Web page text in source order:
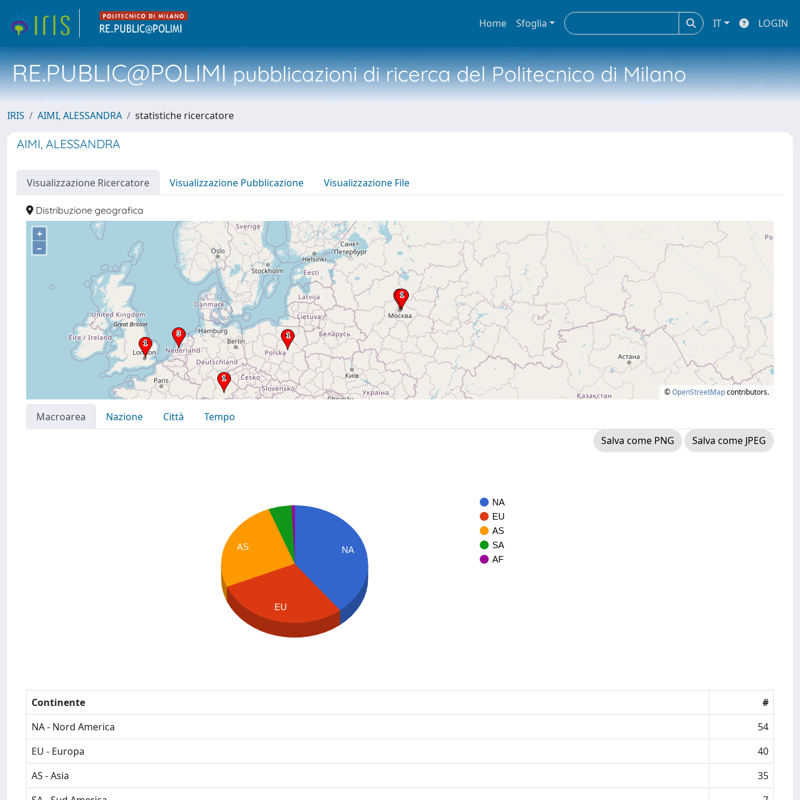
Home Sfoglia IT LOGIN
RE.PUBLIC@POLIMIpubblicazioni di ricerca del Politecnico di Milano
IRIS AIMI, ALESSANDRA statistiche ricercatore
AIMI, ALESSANDRA
Visualizzazione Ricercatore Visualizzazione Pubblicazione Visualizzazione File
Distribuzione geografica
+
–
©OpenStreetMapcontributors.
Macroarea Nazione Città
Tempo
Salva come PNG
Salva come JPEG
NA
EU
AS
SA
AF
NA
AS
EU
Continente
#
NA - Nord America
54
EU - Europa
40
AS - Asia
35